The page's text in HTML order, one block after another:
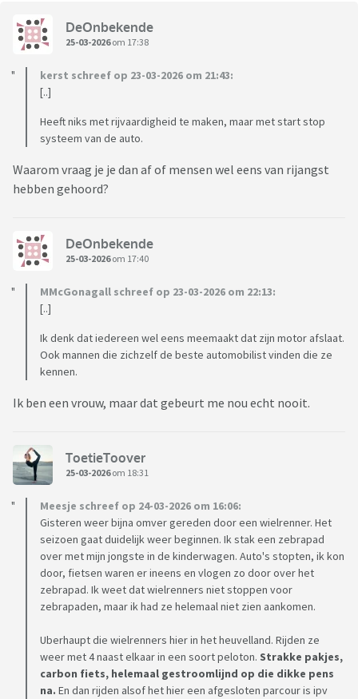
DeOnbekende
25-03-2026om 17:38
kerst schreef op 23-03-2026 om 21:43:
[..]
Heeft niks met rijvaardigheid te maken, maar met start stop
systeem van de auto.
Waarom vraag je je dan af of mensen wel eens van rijangst
hebben gehoord?
DeOnbekende
25-03-2026om 17:40
MMcGonagall schreef op 23-03-2026 om 22:13:
[..]
Ik denk dat iedereen wel eens meemaakt dat zijn motor afslaat.
Ook mannen die zichzelf de beste automobilist vinden die ze
kennen.
Ik ben een vrouw, maar dat gebeurt me nou echt nooit.
ToetieToover
25-03-2026om 18:31
Meesje schreef op 24-03-2026 om 16:06:
Gisteren weer bijna omver gereden door een wielrenner. Het
seizoen gaat duidelijk weer beginnen. Ik stak een zebrapad
over met mijn jongste in de kinderwagen. Auto's stopten, ik kon
door, fietsen waren er ineens en vlogen zo door over het
zebrapad. Ik weet dat wielrenners niet stoppen voor
zebrapaden, maar ik had ze helemaal niet zien aankomen.
Uberhaupt die wielrenners hier in het heuvelland. Rijden ze
weer met 4 naast elkaar in een soort peloton. Strakke pakjes,
carbon fiets, helemaal gestroomlijnd op die dikke pens
na. En dan rijden alsof het hier een afgesloten parcour is ipv